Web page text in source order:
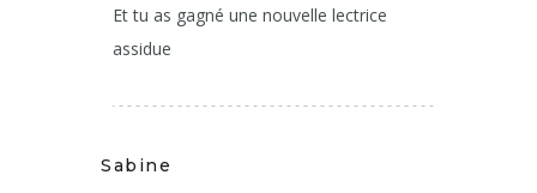
Et tu as gagné une nouvelle lectrice
assidue
Sabine